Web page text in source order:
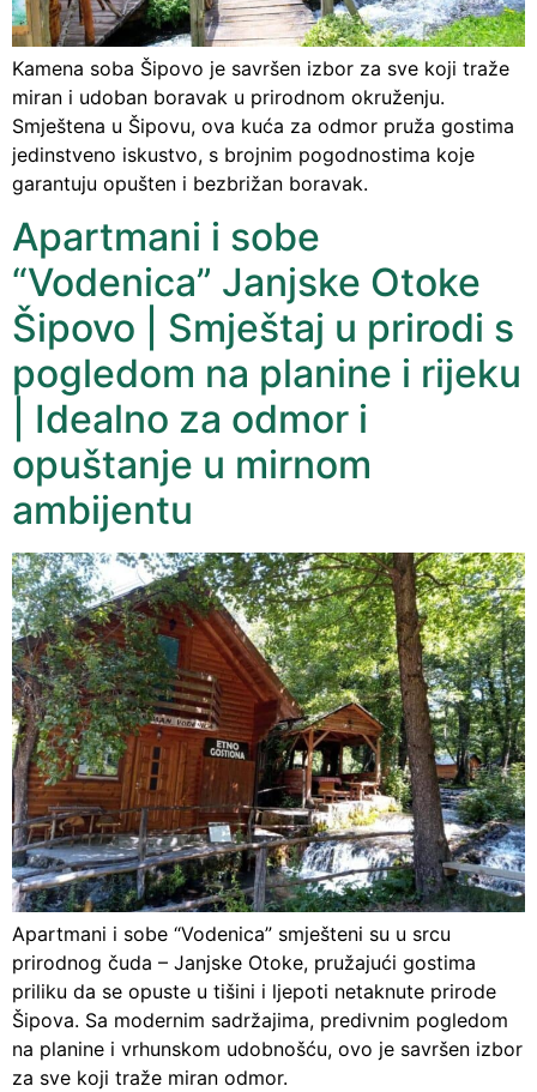
Kamena soba Šipovo je savršen izbor za sve koji traže
miran i udoban boravak u prirodnom okruženju.
Smještena u Šipovu, ova kuća za odmor pruža gostima
jedinstveno iskustvo, s brojnim pogodnostima koje
garantuju opušten i bezbrižan boravak.
Apartmani i sobe
“Vodenica” Janjske Otoke
Šipovo | Smještaj u prirodi s
pogledom na planine i rijeku
| Idealno za odmor i
opuštanje u mirnom
ambijentu
Apartmani i sobe “Vodenica” smješteni su u srcu
prirodnog čuda – Janjske Otoke, pružajući gostima
priliku da se opuste u tišini i ljepoti netaknute prirode
Šipova. Sa modernim sadržajima, predivnim pogledom
na planine i vrhunskom udobnošću, ovo je savršen izbor
za sve koji traže miran odmor.